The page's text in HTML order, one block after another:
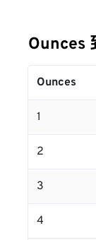
Ounces
Ounces
1
2
3
4